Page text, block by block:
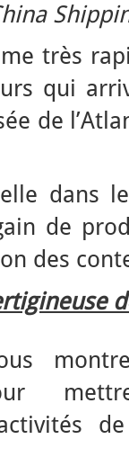
très
qui
de
dans
de
des